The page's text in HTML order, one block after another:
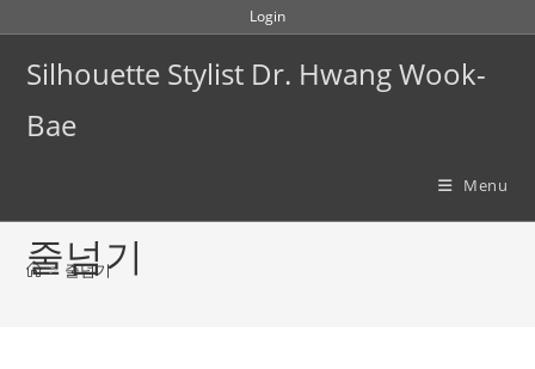
content
Login
Silhouette Stylist Dr. Hwang Wook-
Bae
Menu
줄넘기
> 줄넘기